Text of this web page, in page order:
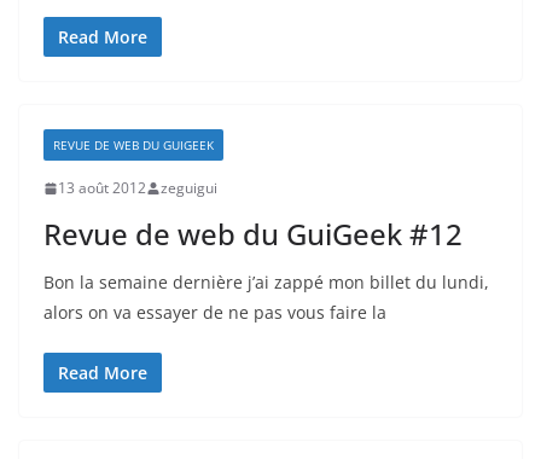
Read More
REVUE DE WEB DU GUIGEEK
13 août 2012 zeguigui
Revue de web du GuiGeek #12
Bon la semaine dernière j’ai zappé mon billet du lundi,
alors on va essayer de ne pas vous faire la
Read More